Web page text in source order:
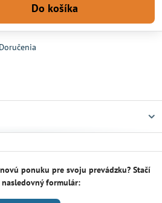
Do košíka
Doručenia
ponuku pre svoju prevádzku? Stačí
formulár: